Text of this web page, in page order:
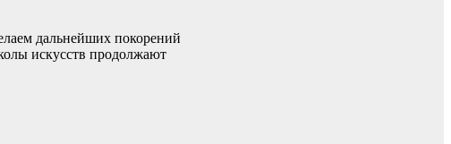
дальнейших покорений
искусств продолжают